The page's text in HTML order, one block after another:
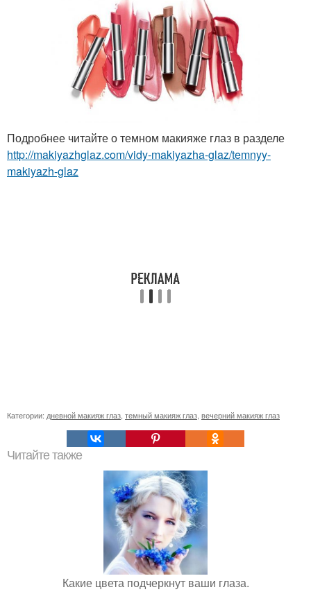
Подробнее читайте о темном макияже глаз в разделе
http://makiyazhglaz.com/vidy-makiyazha-glaz/temnyy-
makiyazh-glaz
Категории: дневной макияж глаз, темный макияж глаз, вечерний макияж глаз
Читайте также
Какие цвета подчеркнут ваши глаза.